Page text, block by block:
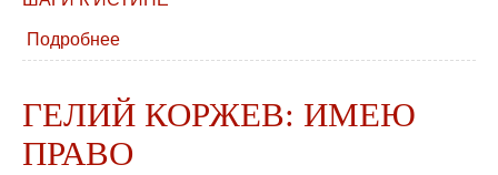
Подробнее
ГЕЛИЙ КОРЖЕВ: ИМЕЮ
ПРАВО